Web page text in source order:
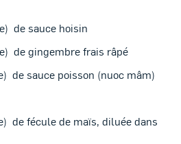
de sauce hoisin
de gingembre frais râpé
de sauce poisson (nuoc mâm)
de fécule de maïs, diluée dans
en grattant bien le fond de la
Cuire pendant 3 à 4 minutes en
Saler et poivrer.